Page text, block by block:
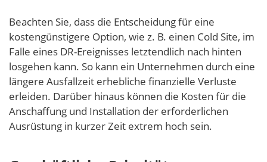
Beachten Sie, dass die Entscheidung für eine
kostengünstigere Option, wie z. B. einen Cold Site, im
Falle eines DR-Ereignisses letztendlich nach hinten
losgehen kann. So kann ein Unternehmen durch eine
längere Ausfallzeit erhebliche finanzielle Verluste
erleiden. Darüber hinaus können die Kosten für die
Anschaffung und Installation der erforderlichen
Ausrüstung in kurzer Zeit extrem hoch sein.